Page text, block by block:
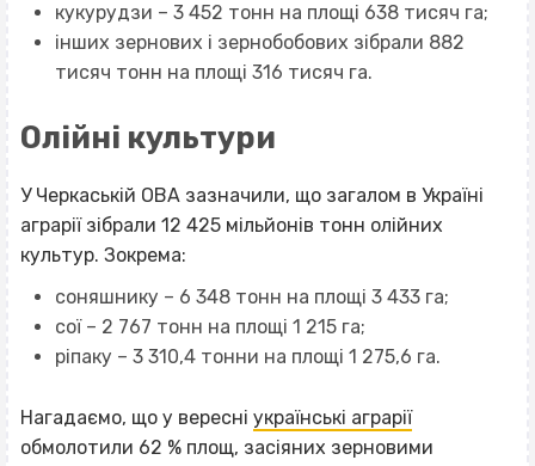
кукурудзи – 3 452 тонн на площі 638 тисяч га;
інших зернових і зернобобових зібрали 882
тисяч тонн на площі 316 тисяч га.
Олійні культури
У Черкаській ОВА зазначили, що загалом в Україні
аграрії зібрали 12 425 мільйонів тонн олійних
культур. Зокрема:
соняшнику – 6 348 тонн на площі 3 433 га;
сої – 2 767 тонн на площі 1 215 га;
ріпаку – 3 310,4 тонни на площі 1 275,6 га.
Нагадаємо, що у вересні українські аграрії
обмолотили 62 % площ, засіяних зерновими